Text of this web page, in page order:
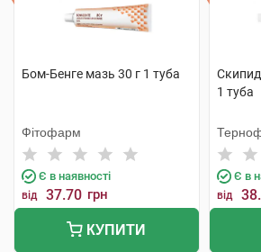
Бом-Бенге мазь 30 г 1 туба
Фітофарм
Є в наявності
від 37.70 грн
КУПИТИ
1 туба
Є в
від